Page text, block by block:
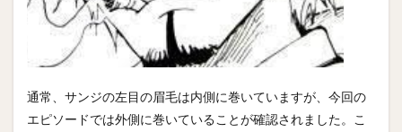
通常、サンジの左目の眉毛は内側に巻いていますが、今回の
エピソードでは外側に巻いていることが確認されました。こ